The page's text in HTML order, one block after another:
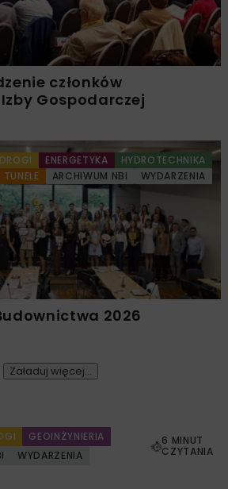
członków
Gospodarczej
DROGI ENERGETYKA
HYDROTECHNIKA
TUNELE ARCHIWUM NBI WYDARZENIA
2026
Załaduj więcej...
GEOINŻYNIERIA
WYDARZENIA
6 MINUT
CZYTANIA